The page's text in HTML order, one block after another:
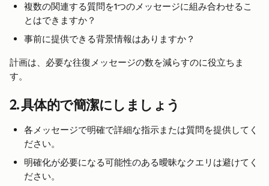
複数の関連する質問を1つのメッセージに組み合わせるこ
とはできますか？
事前に提供できる背景情報はありますか？
計画は、必要な往復メッセージの数を減らすのに役立ちま
す。
2. 具体的で簡潔にしましょう
各メッセージで明確で詳細な指示または質問を提供してく
ださい。
明確化が必要になる可能性のある曖昧なクエリは避けてく
ださい。